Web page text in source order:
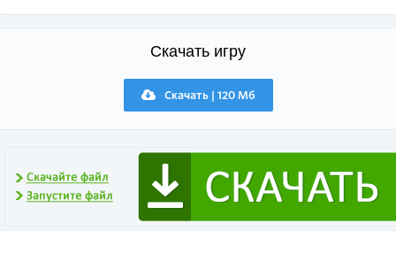
Скачать игру
Скачать | 120 Мб